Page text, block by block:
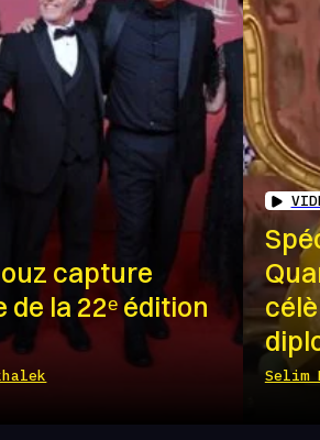
capture
de la 22ᵉ édition
Selim